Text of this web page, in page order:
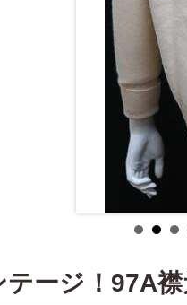
テージ！97A